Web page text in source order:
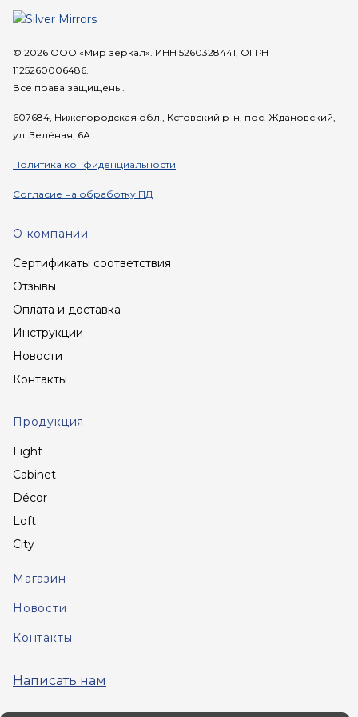
© 2026 ООО «Мир зеркал». ИНН 5260328441, ОГРН
1125260006486.
Все права защищены.
607684, Нижегородская обл., Кстовский р-н, пос. Ждановский,
ул. Зелёная, 6А
Политика конфиденциальности
Согласие на обработку ПД
О компании
Сертификаты соответствия
Отзывы
Оплата и доставка
Инструкции
Новости
Контакты
Продукция
Light
Cabinet
Décor
Loft
City
Магазин
Новости
Контакты
Написать нам